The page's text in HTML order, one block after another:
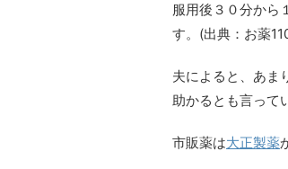
服用後３０分から
す。(出典：お薬110
夫によると、あま
助かるとも言って
市販薬は大正製薬